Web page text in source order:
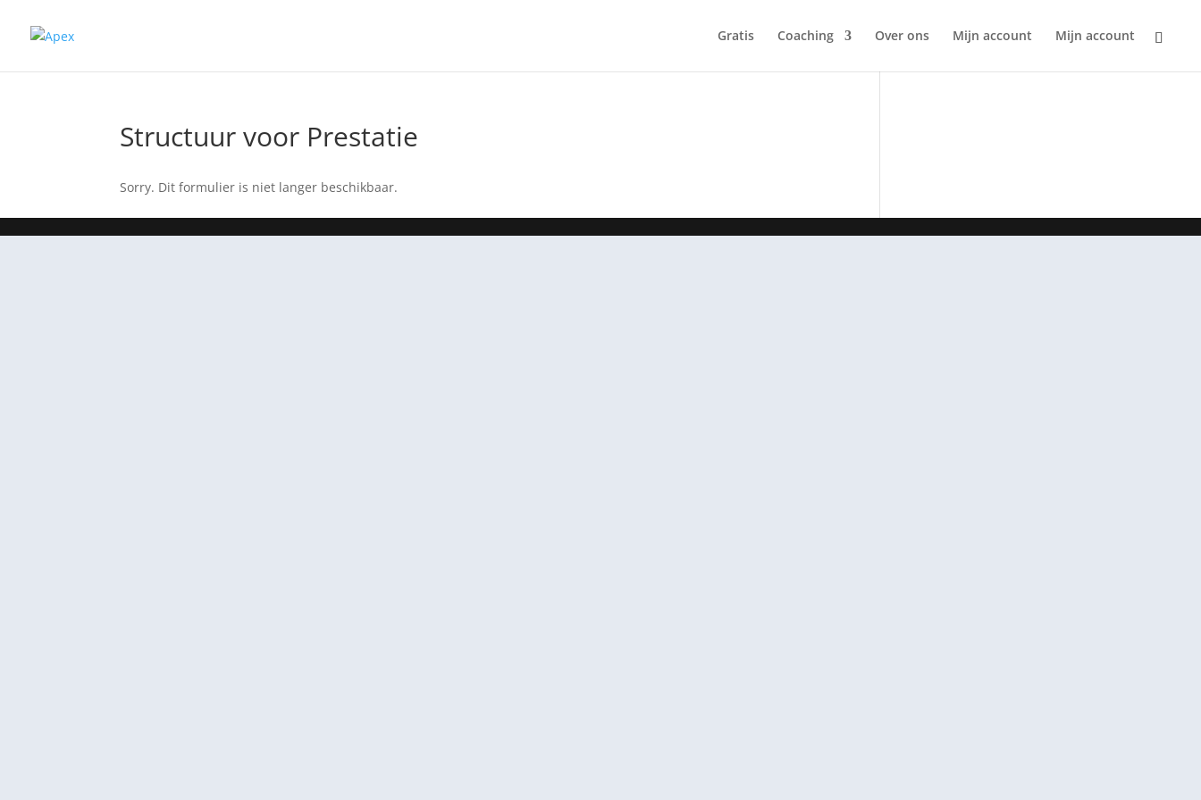
Gratis Coaching Over ons Mijn account Mijn account
Structuur voor Prestatie
Sorry. Dit formulier is niet langer beschikbaar.